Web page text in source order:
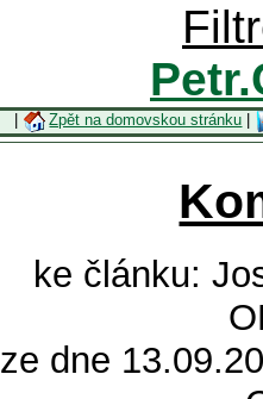
Zpět na domovskou stránku
ke článku:
ze dne